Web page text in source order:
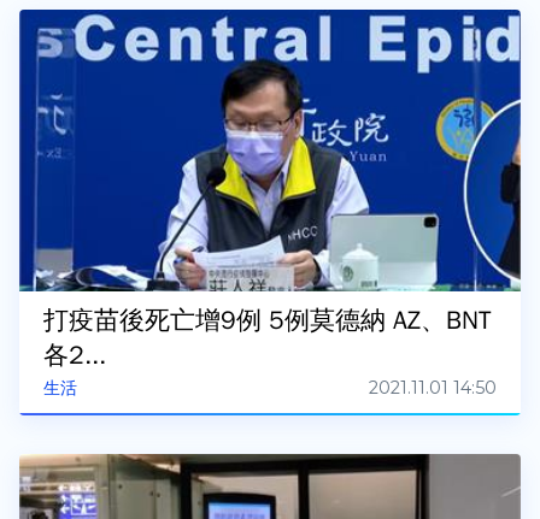
生活
打疫苗後死亡增9例 5例莫德納 AZ、BNT
各2...
2021.11.01 14:50